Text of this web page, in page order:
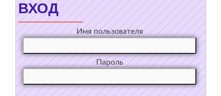
ВХОД
Имя пользователя
Пароль